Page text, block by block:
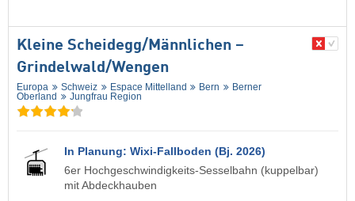
Kleine Scheidegg/​Männlichen –
Grindelwald/​Wengen
Europa Schweiz Espace Mittelland Bern
Berner
Oberland
Jungfrau Region
In Planung: Wixi-Fallboden (Bj. 2026)
6er Hochgeschwindigkeits-Sesselbahn (kuppelbar)
mit Abdeckhauben